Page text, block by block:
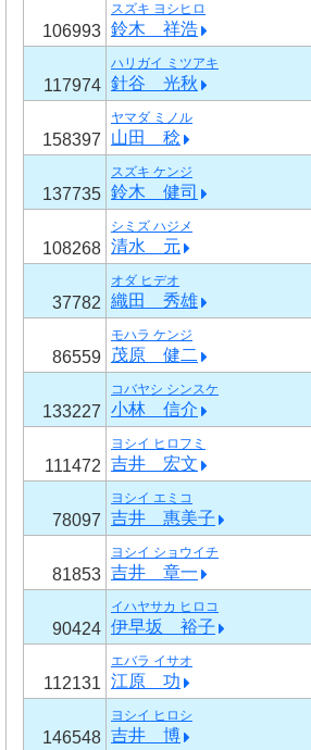
106993
スズキ ヨシヒロ
鈴木 祥浩
117974
ハリガイ ミツアキ
針谷 光秋
158397
ヤマダ ミノル
山田 稔
137735
スズキ ケンジ
鈴木 健司
108268
シミズ ハジメ
清水 元
37782
オダ ヒデオ
織田 秀雄
86559
モハラ ケンジ
茂原 健二
133227
コバヤシ シンスケ
小林 信介
111472
ヨシイ ヒロフミ
吉井 宏文
78097
ヨシイ エミコ
吉井 惠美子
81853
ヨシイ ショウイチ
吉井 章一
90424
イハヤサカ ヒロコ
伊早坂 裕子
112131
エバラ イサオ
江原 功
146548
ヨシイ ヒロシ
吉井 博